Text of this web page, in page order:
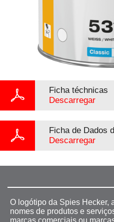
Ficha téchnicas
Descarregar
Ficha de Dados
Descarregar
O logótipo da Spies Hecker,
nomes de produtos e